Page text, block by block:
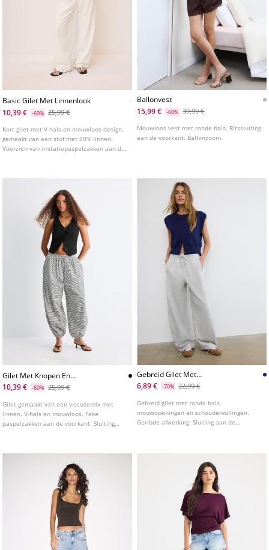
Basic Gilet Met Linnenlook
10,39 €
-60% 25,99 €
Kort gilet met V-hals en mouwloos design,
gemaakt van een stof met 20% linnen.
Voorzien van imitatiepaspelzakken aan de
Ballonvest
15,99 €
-60% 39,99 €
Mouwloos vest met ronde hals. Ritssluiting
aan de voorkant. Ballonzoom.
Gilet Met Knopen En
Linnenlook
10,39 € -60% 25,99 €
Gilet gemaakt van een viscosemix met
linnen. V-hals en mouwloos. Fake
paspelzakken aan de voorkant. Sluiting
Gebreid Gilet Met
Schoudervullingen
6,89 € -70% 22,99 €
Gebreid gilet met ronde hals,
mouwopeningen en schoudervullingen.
Geribde afwerking. Sluiting aan de